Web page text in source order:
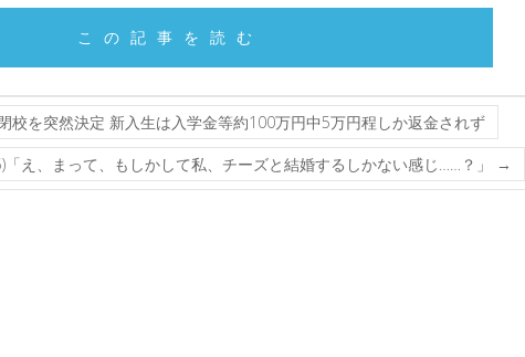
この記事を読む
校を突然決定 新入生は入学金等約100万円中5万円程しか返金されず
「え、まって、もしかして私、チーズと結婚するしかない感じ……？」
→